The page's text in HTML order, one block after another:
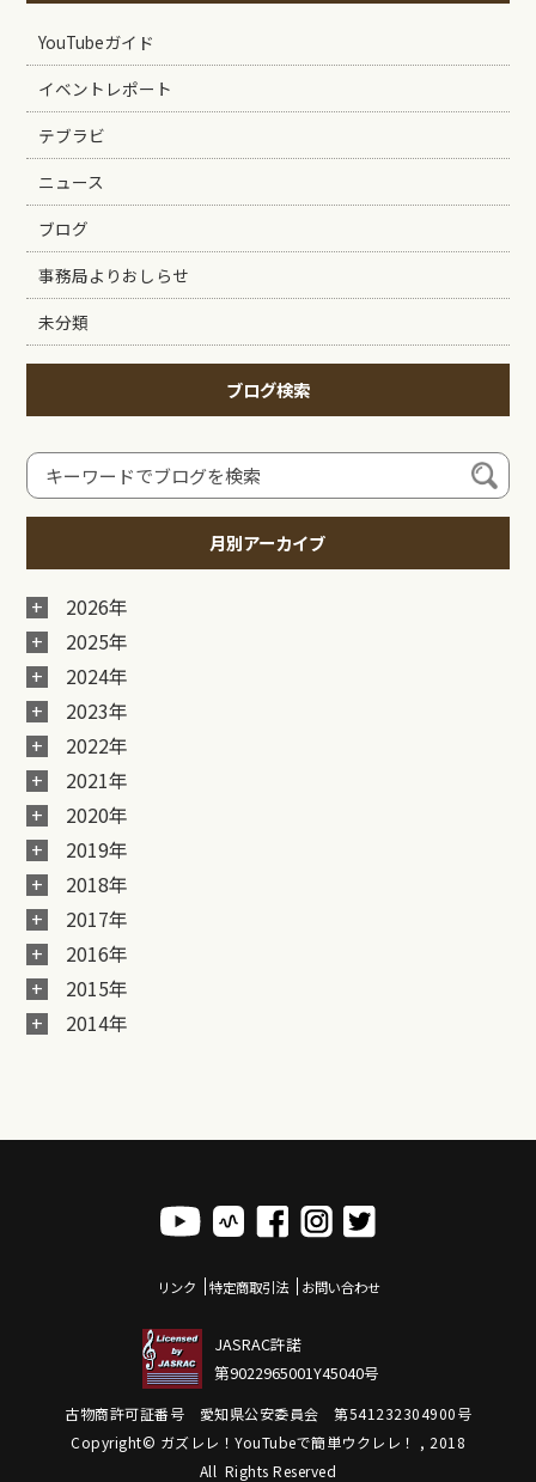
YouTubeガイド
イベントレポート
テブラビ
ニュース
ブログ
事務局よりおしらせ
未分類
ブログ検索
月別アーカイブ
2026年
2025年
2024年
2023年
2022年
2021年
2020年
2019年
2018年
2017年
2016年
2015年
2014年
リンク 特定商取引法 お問い合わせ
JASRAC許諾
第9022965001Y45040号
古物商許可証番号 愛知県公安委員会 第541232304900号
Copyright© ガズレレ！YouTubeで簡単ウクレレ！ , 2018
All Rights Reserved